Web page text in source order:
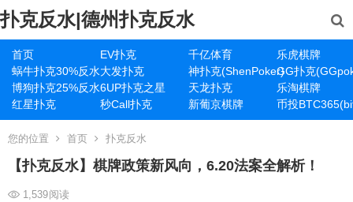
扑克反水|德州扑克反水
首页 EV扑克 千亿体育
乐虎棋牌
蜗牛扑克30%反水大发扑克 神扑克(ShenPoker)GG扑克
博狗扑克25%反水6UP扑克之星 天龙扑克
乐淘棋牌
红星扑克
秒Call扑克 新葡京棋牌 币投
您的位置 首页 扑克反水
【扑克反水】棋牌政策新风向，6.20法案全解析！
1,539阅读